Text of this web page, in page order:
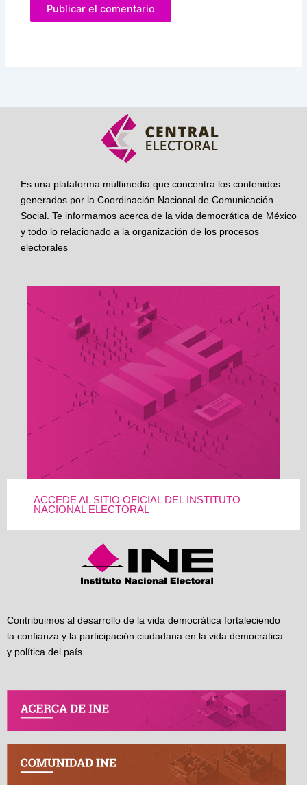
Es una plataforma multimedia que concentra los contenidos
generados por la Coordinación Nacional de Comunicación
Social. Te informamos acerca de la vida democrática de México
y todo lo relacionado a la organización de los procesos
electorales
ACCEDE AL SITIO OFICIAL DEL INSTITUTO
NACIONAL ELECTORAL
Contribuimos al desarrollo de la vida democrática fortaleciendo
la confianza y la participación ciudadana en la vida democrática
y política del país.